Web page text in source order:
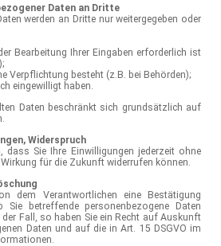
Daten an Dritte
werden an Dritte nur weitergegeben oder
Bearbeitung Ihrer Eingaben erforderlich ist
Verpflichtung besteht (z.B. bei Behörden);
eingewilligt haben.
Daten beschränkt sich grundsätzlich auf
Widerspruch
dass Sie Ihre Einwilligungen jederzeit ohne
für die Zukunft widerrufen können.
dem Verantwortlichen eine Bestätigung
Sie betreffende personenbezogene Daten
Fall, so haben Sie ein Recht auf Auskunft
Daten und auf die in Art. 15 DSGVO im